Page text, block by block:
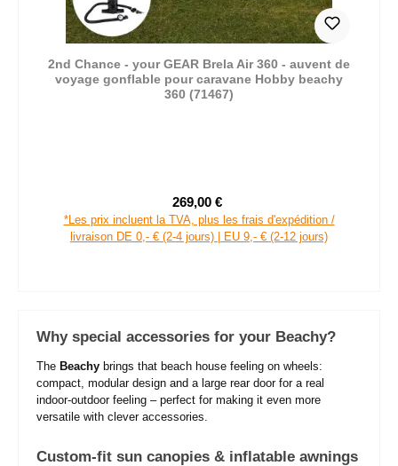
2nd Chance - your GEAR Brela Air 360 - auvent de
voyage gonflable pour caravane Hobby beachy
360 (71467)
Prix de vente :
269,00 €
*Les prix incluent la TVA, plus les frais d'expédition /
livraison DE 0,- € (2-4 jours) | EU 9,- € (2-12 jours)
Why special accessories for your Beachy?
The Beachy brings that beach house feeling on wheels:
compact, modular design and a large rear door for a real
indoor-outdoor feeling – perfect for making it even more
versatile with clever accessories.
Custom-fit sun canopies & inflatable awnings